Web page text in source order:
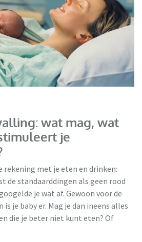
wat mag, wat
je
rekening met je eten en drinken:
de standaarddingen als geen rood
je wat af. Gewoon voor de
je baby er. Mag je dan ineens alles
die je beter niet kunt eten? Of